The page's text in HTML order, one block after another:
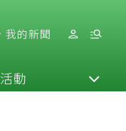
我的新聞
活動